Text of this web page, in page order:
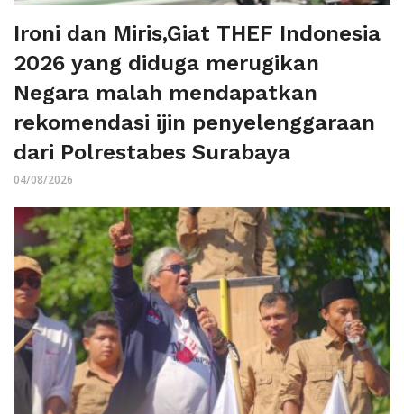
Ironi dan Miris,Giat THEF Indonesia
2026 yang diduga merugikan
Negara malah mendapatkan
rekomendasi ijin penyelenggaraan
dari Polrestabes Surabaya
04/08/2026